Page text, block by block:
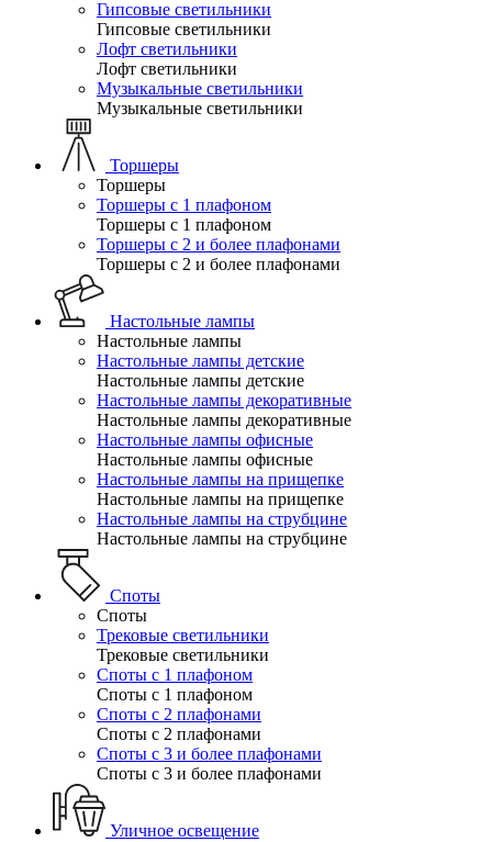
Гипсовые светильники
Гипсовые светильники
Лофт светильники
Лофт светильники
Музыкальные светильники
Музыкальные светильники
Торшеры
Торшеры
Торшеры с 1 плафоном
Торшеры с 1 плафоном
Торшеры с 2 и более плафонами
Торшеры с 2 и более плафонами
Настольные лампы
Настольные лампы
Настольные лампы детские
Настольные лампы детские
Настольные лампы декоративные
Настольные лампы декоративные
Настольные лампы офисные
Настольные лампы офисные
Настольные лампы на прищепке
Настольные лампы на прищепке
Настольные лампы на струбцине
Настольные лампы на струбцине
Споты
Споты
Трековые светильники
Трековые светильники
Споты с 1 плафоном
Споты с 1 плафоном
Споты с 2 плафонами
Споты с 2 плафонами
Споты с 3 и более плафонами
Споты с 3 и более плафонами
Уличное освещение